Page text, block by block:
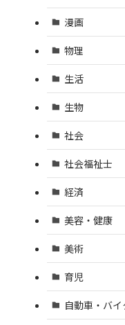
漫画
物理
生活
生物
社会
社会福祉士
経済
美容・健康
美術
育児
自動車・バイ